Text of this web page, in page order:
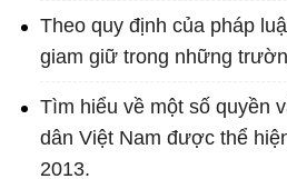
Theo quy định của pháp
giam giữ trong những
Tìm hiểu về một số quyền
dân Việt Nam được thể
2013.